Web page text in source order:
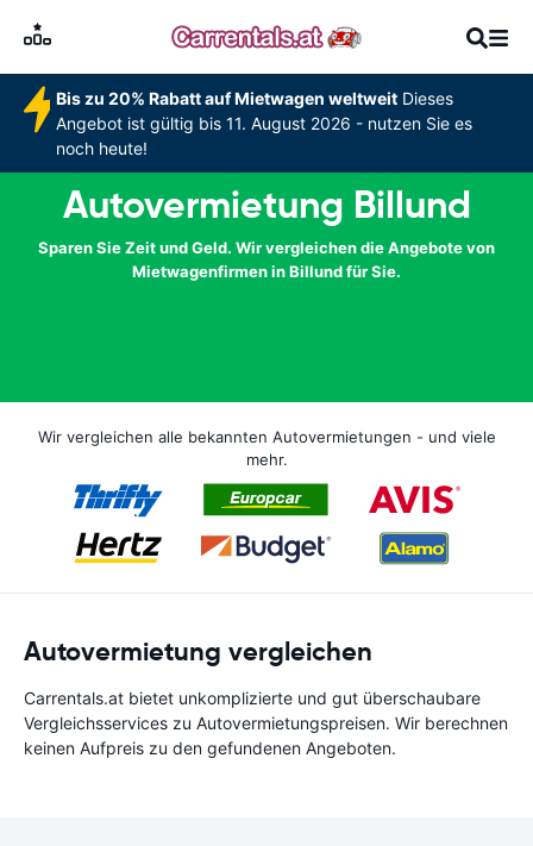
Bis zu 20% Rabatt auf Mietwagen weltweitDieses
Angebot ist gültig bis 11. August 2026 - nutzen Sie es
noch heute!
Autovermietung Billund
Sparen Sie Zeit und Geld. Wir vergleichen die Angebote von
Mietwagenfirmen in Billund für Sie.
Wir vergleichen alle bekannten Autovermietungen - und viele
mehr.
Autovermietung vergleichen
Carrentals.at bietet unkomplizierte und gut überschaubare
Vergleichsservices zu Autovermietungspreisen. Wir berechnen
keinen Aufpreis zu den gefundenen Angeboten.